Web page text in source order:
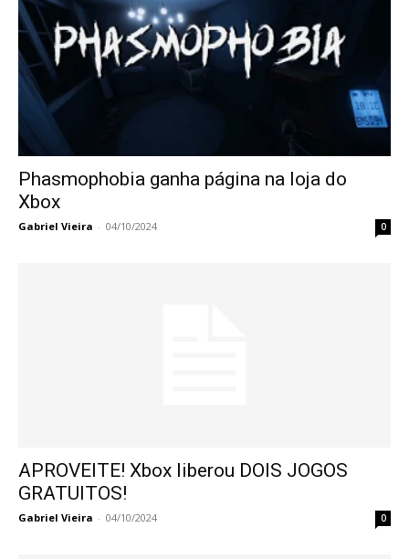
Phasmophobia ganha página na loja do
Xbox
Gabriel Vieira - 04/10/2024 0
APROVEITE! Xbox liberou DOIS JOGOS
GRATUITOS!
Gabriel Vieira - 04/10/2024 0